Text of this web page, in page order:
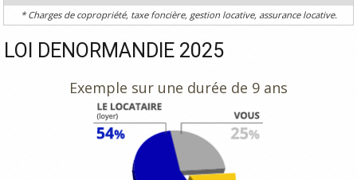
* Charges de copropriété, taxe foncière, gestion locative, assurance locative.
LOI DENORMANDIE 2025
Exemple sur une durée de 9 ans